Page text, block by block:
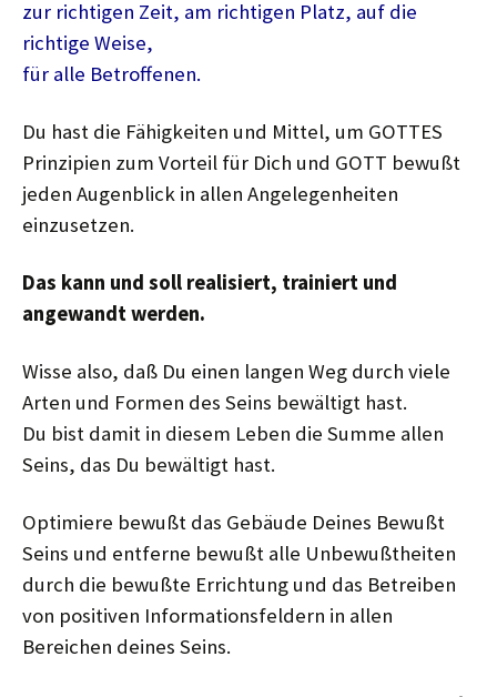
zur richtigen Zeit, am richtigen Platz, auf die
richtige Weise,
für alle Betroffenen.
Du hast die Fähigkeiten und Mittel, um GOTTES
Prinzipien zum Vorteil für Dich und GOTT bewußt
jeden Augenblick in allen Angelegenheiten
einzusetzen.
Das kann und soll realisiert, trainiert und
angewandt werden.
Wisse also, daß Du einen langen Weg durch viele
Arten und Formen des Seins bewältigt hast.
Du bist damit in diesem Leben die Summe allen
Seins, das Du bewältigt hast.
Optimiere bewußt das Gebäude Deines Bewußt
Seins und entferne bewußt alle Unbewußtheiten
durch die bewußte Errichtung und das Betreiben
von positiven Informationsfeldern in allen
Bereichen deines Seins.